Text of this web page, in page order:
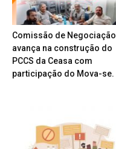
Comissão de Negociação
avança na construção do
PCCS da Ceasa com
participação do Mova-se.